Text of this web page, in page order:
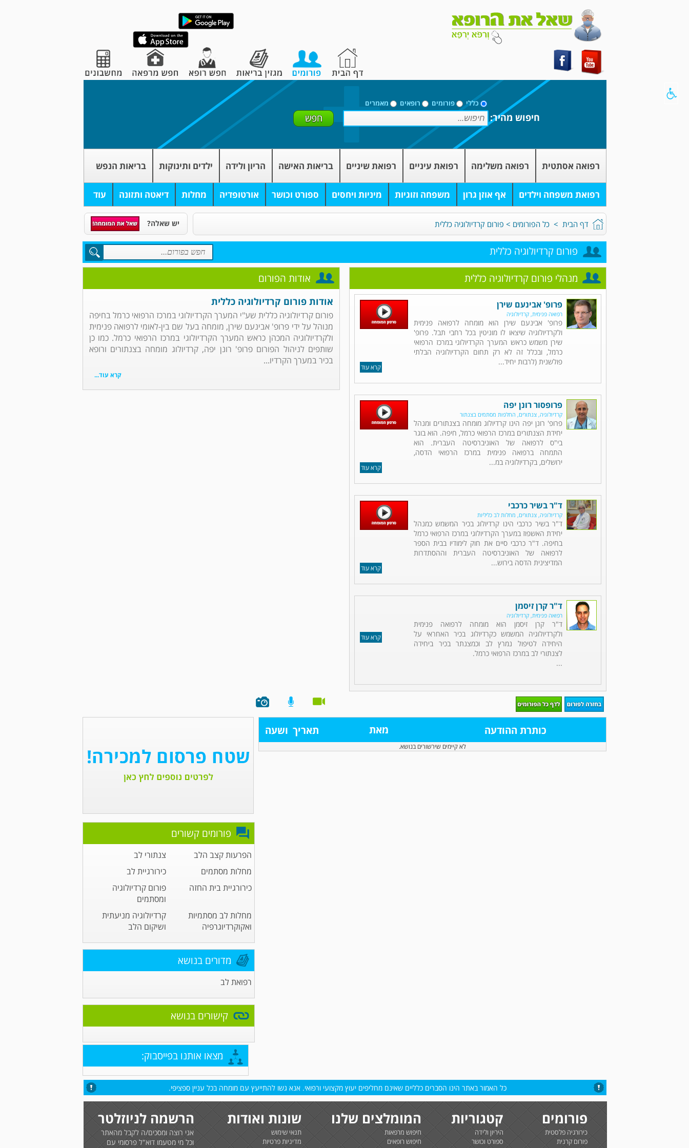
כללי פורומים רופאים מאמרים
חיפוש מהיר:
רפואה אסתטית רפואה משלימה רפואת עיניים רפואת שיניים בריאות האישה הריון ולידה ילדים ותינוקות בריאות הנפש
רפואת משפחה וילדים אף אוזן גרון משפחה וזוגיות מיניות ויחסים ספורט וכושר אורטופדיה מחלות דיאטה ותזונה עוד
דף הבית > כל הפורומים > פורום קרדיולוגיה כללית יש שאלה?
פורום קרדיולוגיה כללית
אודות הפורום
אודות פורום קרדיולוגיה כללית
פורום קרדיולוגיה כללית שע"י המערך הקרדיולוגי במרכז הרפואי כרמל בחיפה
מנוהל על ידי פרופ' אבינעם שירן, מומחה בעל שם בין-לאומי לרפואה פנימית
ולקרדיולוגיה המכהן כראש המערך הקרדיולוגי במרכז הרפואי כרמל. כמו כן
שותפים לניהול הפורום פרופ' רונן יפה, קרדיולוג מומחה בצנתורים ורופא
בכיר במערך הקרדיו...
קרא עוד...
מנהלי פורום קרדיולוגיה כללית
קרא עוד
פרופ' אבינעם שירן
רפואה פנימית, קרדיולוגיה
פרופ' אבינעם שירן הוא מומחה לרפואה פנימית
ולקרדיולוגיה שיצאו לו מוניטין בכל רחבי תבל. פרופ'
שירן משמש כראש המערך הקרדיולוגי במרכז הרפואי
כרמל, ובכלל זה לא רק תחום הקרדיולוגיה הבלתי
פולשנית (לרבות יחיד...
קרא עוד
פרופסור רונן יפה
קרדיולוגיה, צנתורים, החלפות מסתמים בצנתור
פרופ' רונן יפה הינו קרדיולוג מומחה בצנתורים ומנהל
יחידת הצנתורים במרכז הרפואי כרמל, חיפה. הוא בוגר
בי"ס לרפואה של האוניברסיטה העברית. הוא
התמחה ברפואה פנימית במרכז הרפואי הדסה,
ירושלים, בקרדיולוגיה במ...
קרא עוד
ד"ר בשיר כרכבי
קרדיולוגיה, צנתורים, מחלות לב כליליות
ד"ר בשיר כרכבי הינו קרדיולוג בכיר המשמש כמנהל
יחידת האשפוז במערך הקרדיולוגי במרכז הרפואי כרמל
בחיפה. ד"ר כרכבי סיים את חוק לימודיו בבית הספר
לרפואה של האוניברסיטה העברית וההסתדרות
המדיצינית הדסה בירוש...
קרא עוד
ד"ר קרן זיסמן
רפואה פנימית, קרדיולוגיה
ד"ר קרן זיסמן הוא מומחה לרפואה פנימית
ולקרדיולוגיה המשמש כקרדיולוג בכיר האחראי על
היחידה לטיפול נמרץ לב וכמצנתר בכיר ביחידה
לצנתורי לב במרכז הרפואי כרמל.
...
כותרת ההודעה מאת תאריך ושעה
לא קיימים שירשורים בנושא.
פורומים קשורים
הפרעות קצב הלב
צנתורי לב
מחלות מסתמים
כירורגיית לב
כירורגיית בית החזה
פורום קרדיולוגיה
ומסתמים
מחלות לב מסתמיות
ואקוקרדיוגרפיה
קרדיולוגיה מניעתית
ושיקום הלב
מדורים בנושא
רפואת לב
קישורים בנושא
מצאו אותנו בפייסבוק:
כל האמור באתר הינו הסברים כלליים שאינם מחליפים יעוץ מקצועי ורפואי. אנא גשו להתייעץ עם מומחה בכל עניין ספציפי.
פורומים
כירורגיה פלסטית
פורום קרנית
קטגוריות
היריון ולידה
ספורט וכושר
המומלצים שלנו
חיפוש מרפאות
חיפוש רופאים
שונות ואודות
תנאי שימוש
מדיניות פרטיות
הרשמה לניוזלטר
אני רוצה ומסכים/ה לקבל מהאתר
וכל מי מטעמו דוא"ל פרסומי עם